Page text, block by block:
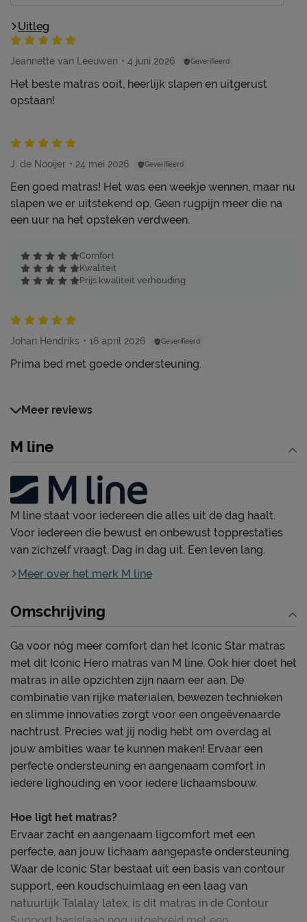
Uitleg
Jeannette van Leeuwen 4 juni 2026 Geverifieerd
Het beste matras ooit, heerlijk slapen en uitgerust
opstaan!
J. de Nooijer 24 mei 2026 Geverifieerd
Een goed matras! Het was een weekje wennen, maar nu
slapen we er uitstekend op. Geen rugpijn meer die na
een uur na het opsteken verdween.
Comfort
Kwaliteit
Prijs kwaliteit verhouding
Johan Hendriks 16 april 2026 Geverifieerd
Prima bed met goede ondersteuning.
Meer reviews
M line
M line staat voor iedereen die alles uit de dag haalt.
Voor iedereen die bewust en onbewust topprestaties
van zichzelf vraagt. Dag in dag uit. Een leven lang.
Meer over het merk M line
Omschrijving
Ga voor nóg meer comfort dan het Iconic Star matras
met dit Iconic Hero matras van M line. Ook hier doet het
matras in alle opzichten zijn naam eer aan. De
combinatie van rijke materialen, bewezen technieken
en slimme innovaties zorgt voor een ongeëvenaarde
nachtrust. Precies wat jij nodig hebt om overdag al
jouw ambities waar te kunnen maken! Ervaar een
perfecte ondersteuning en aangenaam comfort in
iedere lighouding en voor iedere lichaamsbouw.
Hoe ligt het matras?
Ervaar zacht en aangenaam ligcomfort met een
perfecte, aan jouw lichaam aangepaste ondersteuning.
Waar de Iconic Star bestaat uit een basis van contour
support, een koudschuimlaag en een laag van
natuurlijk Talalay latex, is dit matras in de Contour